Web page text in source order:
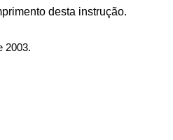
desta instrução.
2003.